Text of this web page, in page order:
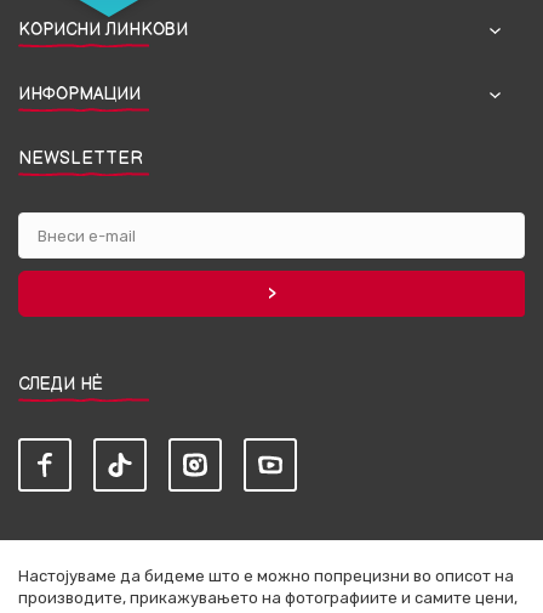
КОРИСНИ ЛИНКОВИ
ИНФОРМАЦИИ
NEWSLETTER
СЛЕДИ НЀ
Настојуваме да бидеме што е можно попрецизни во описот на
производите, прикажувањето на фотографиите и самите цени,